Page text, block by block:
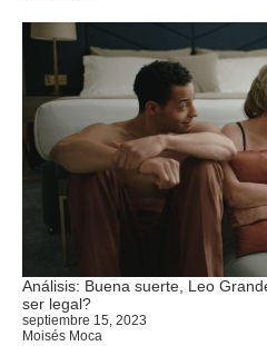
Análisis: Buena suerte, Leo
ser legal?
septiembre 15, 2023
Moisés Moca